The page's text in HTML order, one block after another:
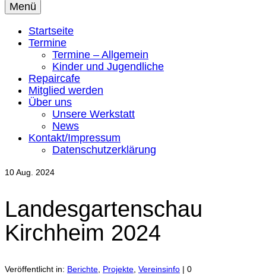
Menü
Startseite
Termine
Termine – Allgemein
Kinder und Jugendliche
Repaircafe
Mitglied werden
Über uns
Unsere Werkstatt
News
Kontakt/Impressum
Datenschutzerklärung
10Aug. 2024
Landesgartenschau
Kirchheim 2024
Veröffentlicht in: Berichte Projekte Vereinsinfo | 0